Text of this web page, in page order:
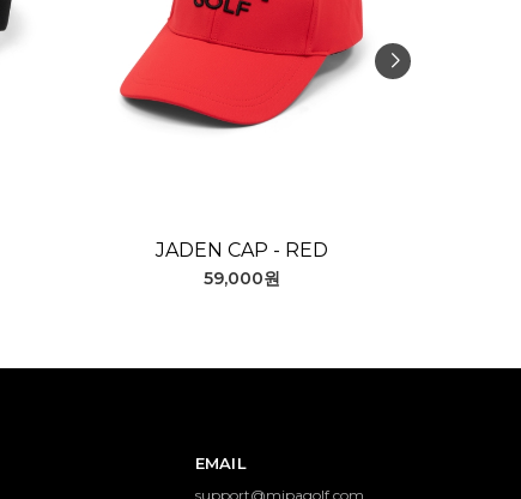
JADEN CAP - RED
59,000원
EMAIL
support@mipagolf.com